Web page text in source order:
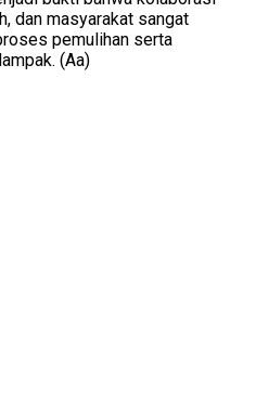
dan masyarakat sangat
pemulihan serta
(Aa)